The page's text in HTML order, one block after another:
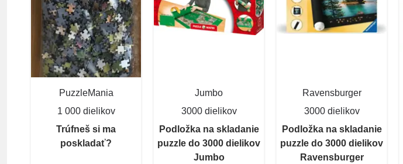
PuzzleMania
1 000 dielikov
Trúfneš si ma
poskladať?
Jumbo
3000 dielikov
Podložka na skladanie
puzzle do 3000 dielikov
Jumbo
Ravensburger
3000 dielikov
Podložka na skladanie
puzzle do 3000 dielikov
Ravensburger